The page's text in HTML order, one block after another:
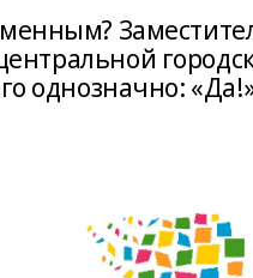
однозначно: